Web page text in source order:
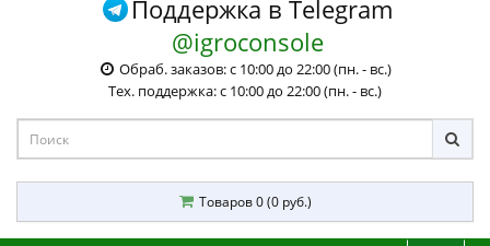
Поддержка в Telegram
@igroconsole
Обраб. заказов: с 10:00 до 22:00 (пн. - вс.)
Тех. поддержка: с 10:00 до 22:00 (пн. - вс.)
Товаров 0 (0 руб.)